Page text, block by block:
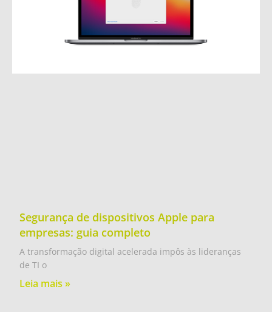
Segurança de dispositivos Apple para
empresas: guia completo
A transformação digital acelerada impôs às lideranças
de TI o
Leia mais »